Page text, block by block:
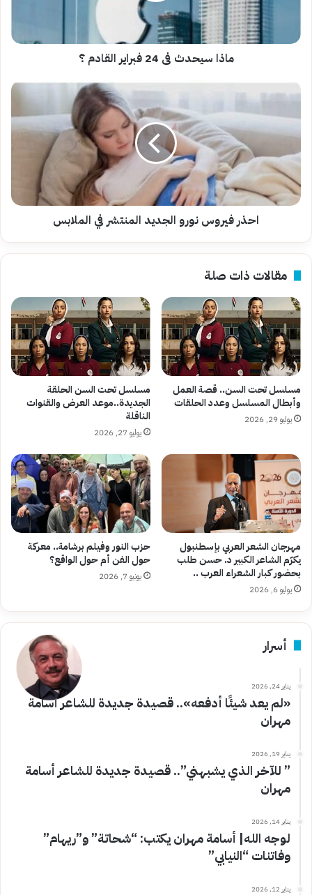
ماذا سيحدث فى 24 فبراير القادم ؟
احذر
فيروس
نورو
الجديد
في
الملابس
احذر فيروس نورو الجديد المنتشر في الملابس
مقالات ذات صلة
مسلسل تحت السن.. قصة العمل
وأبطال المسلسل وعدد الحلقات
يوليو 29, 2026
مسلسل تحت السن الحلقة
الجديدة..موعد العرض والقنوات
الناقلة
يوليو 27, 2026
مهرجان الشعر العربي بإسطنبول
يكرّم الشاعر الكبير د. حسن طلب
بحضور كبار الشعراء العرب ..
يوليو 6, 2026
حزب النور وفيلم برشامة.. معركة
حول الفن أم حول الواقع؟
يونيو 7, 2026
أسرار
يناير 24, 2026
«لم يعد شيئًا أدفعه».. قصيدة جديدة للشاعر أسامة
مهران
يناير 19, 2026
” للآخر الذي يشبهني”.. قصيدة جديدة للشاعر أسامة
مهران
يناير 14, 2026
لوجه الله| أسامة مهران يكتب: “شحاتة” و”ريهام”
وفاتنات “النيابي”
يناير 12, 2026